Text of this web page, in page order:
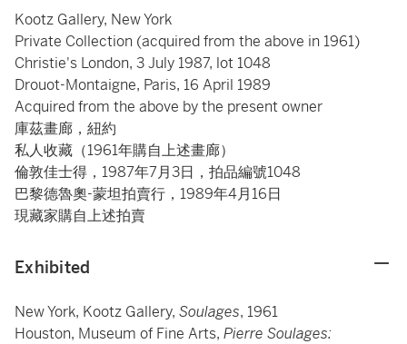
Kootz Gallery, New York
Private Collection (acquired from the above in 1961)
Christie's London, 3 July 1987, lot 1048
Drouot-Montaigne, Paris, 16 April 1989
Acquired from the above by the present owner
庫茲畫廊，紐約
私人收藏（1961年購自上述畫廊）
倫敦佳士得，1987年7月3日，拍品編號1048
巴黎德魯奧-蒙坦拍賣行，1989年4月16日
現藏家購自上述拍賣
Exhibited
New York, Kootz Gallery, Soulages, 1961
Houston, Museum of Fine Arts, Pierre Soulages: